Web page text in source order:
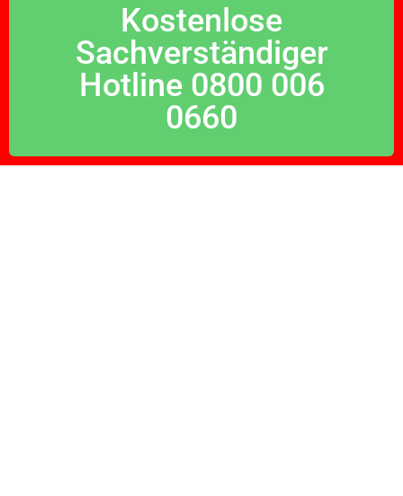
Kostenlose
Sachverständiger
Hotline 0800 006
0660